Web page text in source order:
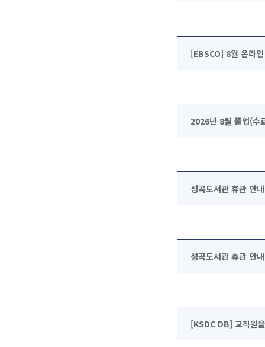
[EBSCO] 8월 온라
2026년 8월 졸업(수
성곡도서관 휴관 안
성곡도서관 휴관
[KSDC DB] 교직원